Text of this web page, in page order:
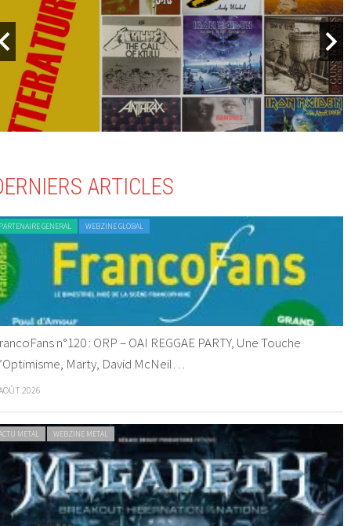
ARTICLES
GENERAL WEBZINE GLOBAL
n°120 : ORP – OAI REGGAE PARTY, Une Touche
Marty, David McNeil…
2026
METAL WEBZINE METAL